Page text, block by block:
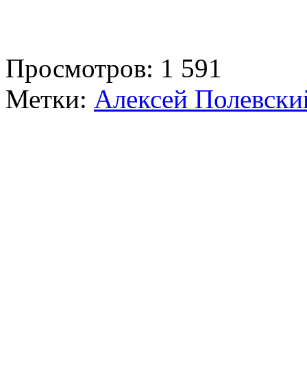
Просмотров: 1 591
Метки: Алексей